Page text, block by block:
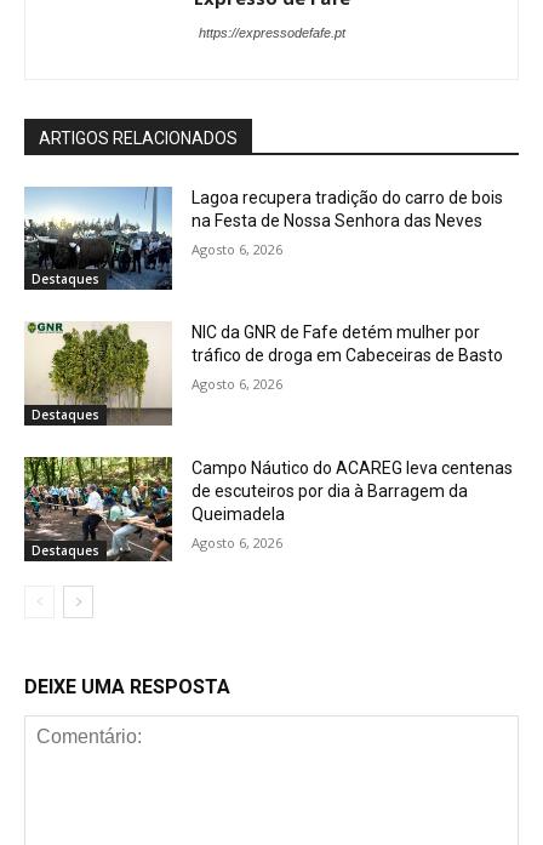
https://expressodefafe.pt
ARTIGOS RELACIONADOS
Destaques
Lagoa recupera tradição do carro de bois
na Festa de Nossa Senhora das Neves
Agosto 6, 2026
Destaques
NIC da GNR de Fafe detém mulher por
tráfico de droga em Cabeceiras de Basto
Agosto 6, 2026
Destaques
Campo Náutico do ACAREG leva centenas
de escuteiros por dia à Barragem da
Queimadela
Agosto 6, 2026
DEIXE UMA RESPOSTA